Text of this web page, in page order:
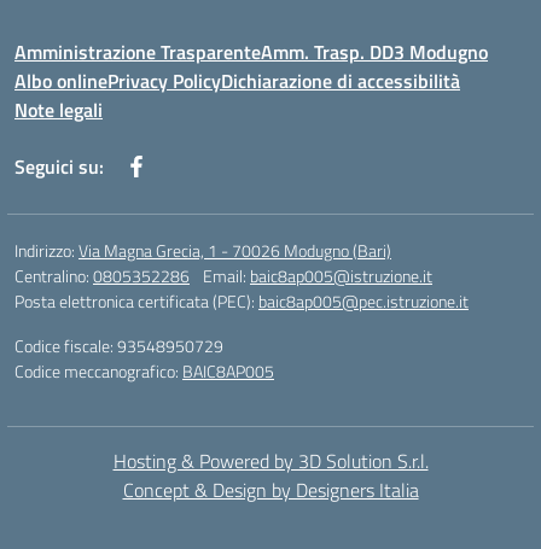
Amministrazione TrasparenteAmm. Trasp. DD3 Modugno
Albo onlinePrivacy PolicyDichiarazione di accessibilità
Note legali
Seguici su:
Indirizzo:Via Magna Grecia, 1 - 70026 Modugno (Bari)
Centralino:0805352286 Email: baic8ap005@istruzione.it
Posta elettronica certificata (PEC): baic8ap005@pec.istruzione.it
Codice fiscale: 93548950729
Codice meccanografico: BAIC8AP005
Hosting & Powered by 3D Solution S.r.l.
Concept & Design by Designers Italia